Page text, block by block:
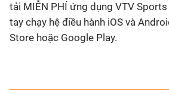
tải MIỄN PHÍ ứng dụng VTV
tay chạy hệ điều hành iOS và
Store hoặc Google Play.